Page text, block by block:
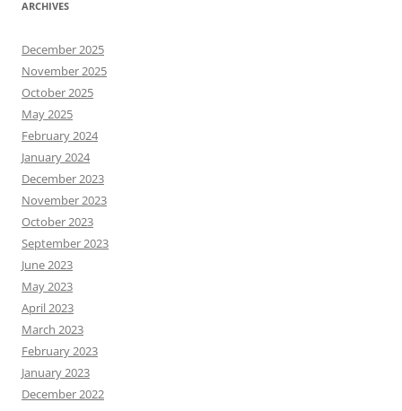
ARCHIVES
December 2025
November 2025
October 2025
May 2025
February 2024
January 2024
December 2023
November 2023
October 2023
September 2023
June 2023
May 2023
April 2023
March 2023
February 2023
January 2023
December 2022